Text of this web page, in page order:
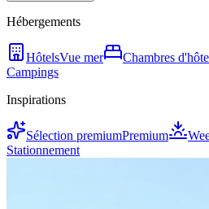
Hébergements
HôtelsVue mer Chambres
Campings
Inspirations
Sélection premiumPremium
Stationnement